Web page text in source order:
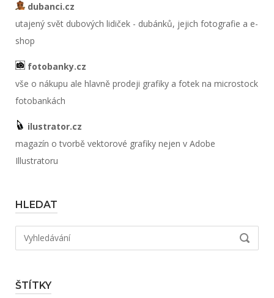
dubanci.cz
utajený svět dubových lidiček - dubánků, jejich fotografie a e-
shop
fotobanky.cz
vše o nákupu ale hlavně prodeji grafiky a fotek na microstock
fotobankách
ilustrator.cz
magazín o tvorbě vektorové grafiky nejen v Adobe
Illustratoru
HLEDAT
Hledat:
ŠTÍTKY